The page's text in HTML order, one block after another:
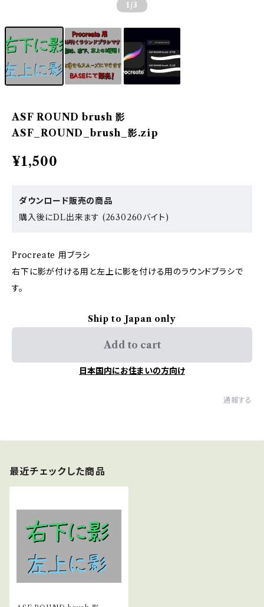
1 /3
ASF ROUND brush 影
ASF_ROUND_brush_影.zip
¥1,500
ダウンロード販売の商品
購入後にDL出来ます (2630260バイト)
Procreate 用ブラシ
右下に影が付ける用と左上に影を付ける用のラウンドブラシで
す。
Ship to Japan only
Add to cart
日本国内にお住まいの方向け
通報する
最近チェックした商品